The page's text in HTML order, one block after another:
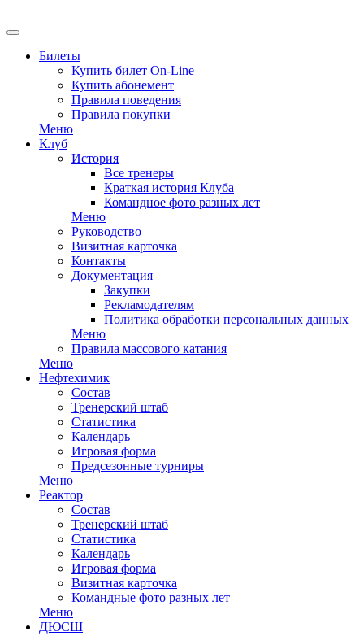
Билеты
Купить билет On-Line
Купить абонемент
Правила поведения
Правила покупки
Меню
Клуб
История
Все тренеры
Краткая история Клуба
Командное фото разных лет
Меню
Руководство
Визитная карточка
Контакты
Документация
Закупки
Рекламодателям
Политика обработки персональных данных
Меню
Правила массового катания
Меню
Нефтехимик
Состав
Тренерский штаб
Статистика
Календарь
Игровая форма
Предсезонные турниры
Меню
Реактор
Состав
Тренерский штаб
Статистика
Календарь
Игровая форма
Визитная карточка
Командные фото разных лет
Меню
ДЮСШ